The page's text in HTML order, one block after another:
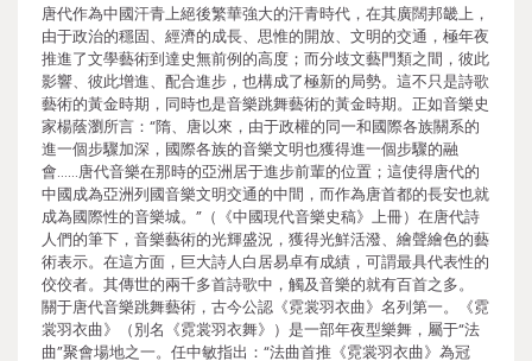
唐代作為中國汗青上絕後繁華強大的汗青時代，在其廣闊邦畿上，
由于政治的穩固、經濟的成長、思惟的開放、文明的交通，極年夜
推進了文學藝術到達史無前例的高度；而分歧文藝門類之間，彼此
影響、彼此增進、配合進步，也構成了極新的局勢。這不只是詩歌
藝術的黃金時期，同時也是音樂跳舞藝術的黃金時期。正如音樂史
家楊蔭瀏所言：“隋、唐以來，由于政權的同一和國際各族關系的
進一個步驟加深，國際各族的音樂文明也獲得進一個步驟的融
會……唐代音樂在那時的亞洲居于進步前輩的位置；這使得唐代的
中國成為亞洲列國音樂文明交通的中間，而作為唐首都的長安也就
成為國際性的音樂城。”（《中國現代音樂史稿》上冊）在唐代詩
人們的筆下，音樂藝術的光輝盛況，獲得光鮮活潑、繪聲繪色的藝
術表示。在這方面，巨大詩人白居易卓有成績，可謂最具代表性的
佼佼者。其傳世的兩千多首詩歌中，觸及音樂的就有百首之多。
關于唐代音樂跳舞藝術，古今公認《霓裳羽衣曲》名列第一。《霓
裳羽衣曲》（別名《霓裳羽衣舞》）是一部年夜型樂舞，屬于“法
曲”聚會場地之一。任中敏指出：“法曲首推《霓裳羽衣曲》為冠